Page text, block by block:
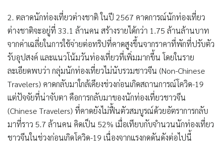
2. ตลาดนักท่องเที่ยวต่างชาติ ในปี 2567 คาดการณ์นักท่องเที่ยว
ต่างชาติจะอยู่ที่ 33.1 ล้านคน สร้างรายได้กว่า 1.75 ล้านล้านบาท
จากค่าเฉลี่ยในการใช้จ่ายต่อทริปที่คาดสูงขึ้นจากราคาที่พักที่ปรับตัว
รับอุปสงค์ และแนวโน้มวันท่องเที่ยวที่เพิ่มมากขึ้น โดยในราย
ละเอียดพบว่า กลุ่มนักท่องเที่ยวไม่นับรวมชาวจีน (Non-Chinese
Travelers) คาดกลับมาใกล้เคียงช่วงก่อนเกิดสถานการณ์โควิด-19
แต่ปัจจัยที่น่าจับตา คือการกลับมาของนักท่องเที่ยวชาวจีน
(Chinese Travelers) ที่คาดยังไม่ฟื้นตัวสมบูรณ์ด้วยอัตราการกลับ
มาที่ราว 5.7 ล้านคน คิดเป็น 52% เมื่อเทียบกับจำนวนนักท่องเที่ยว
ชาวจีนในช่วงก่อนเกิดโควิด-19 เนื่องจากแรงกดดันดังต่อไปนี้